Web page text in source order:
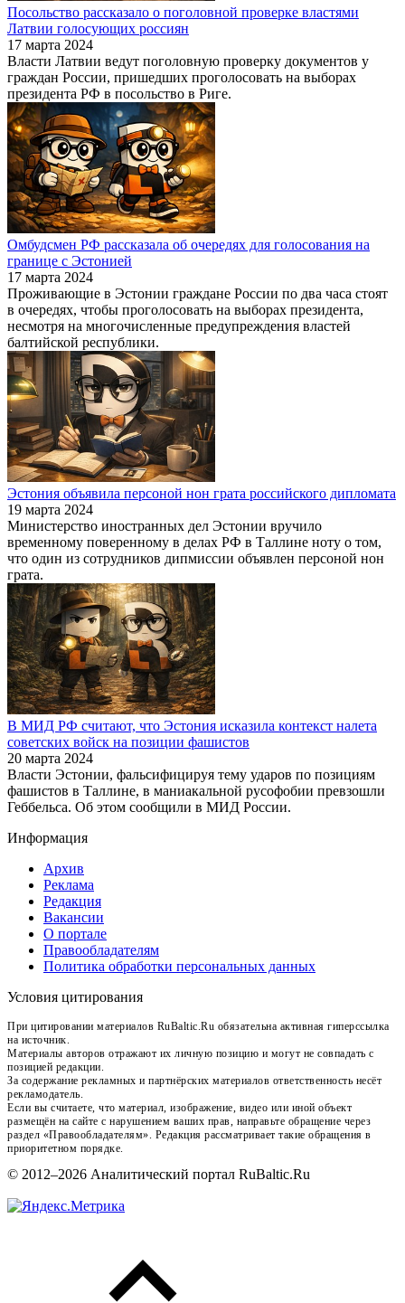
Посольство рассказало о поголовной проверке властями
Латвии голосующих россиян
17 марта 2024
Власти Латвии ведут поголовную проверку документов у
граждан России, пришедших проголосовать на выборах
президента РФ в посольство в Риге.
Омбудсмен РФ рассказала об очередях для голосования на
границе с Эстонией
17 марта 2024
Проживающие в Эстонии граждане России по два часа стоят
в очередях, чтобы проголосовать на выборах президента,
несмотря на многочисленные предупреждения властей
балтийской республики.
Эстония объявила персоной нон грата российского дипломата
19 марта 2024
Министерство иностранных дел Эстонии вручило
временному поверенному в делах РФ в Таллине ноту о том,
что один из сотрудников дипмиссии объявлен персоной нон
грата.
В МИД РФ считают, что Эстония исказила контекст налета
советских войск на позиции фашистов
20 марта 2024
Власти Эстонии, фальсифицируя тему ударов по позициям
фашистов в Таллине, в маниакальной русофобии превзошли
Геббельса. Об этом сообщили в МИД России.
Информация
Архив
Реклама
Редакция
Вакансии
О портале
Правообладателям
Политика обработки персональных данных
Условия цитирования
При цитировании материалов RuBaltic.Ru обязательна активная гиперссылка
на источник.
Материалы авторов отражают их личную позицию и могут не совпадать с
позицией редакции.
За содержание рекламных и партнёрских материалов ответственность несёт
рекламодатель.
Если вы считаете, что материал, изображение, видео или иной объект
размещён на сайте с нарушением ваших прав, направьте обращение через
раздел «Правообладателям». Редакция рассматривает такие обращения в
приоритетном порядке.
© 2012–2026 Аналитический портал RuBaltic.Ru